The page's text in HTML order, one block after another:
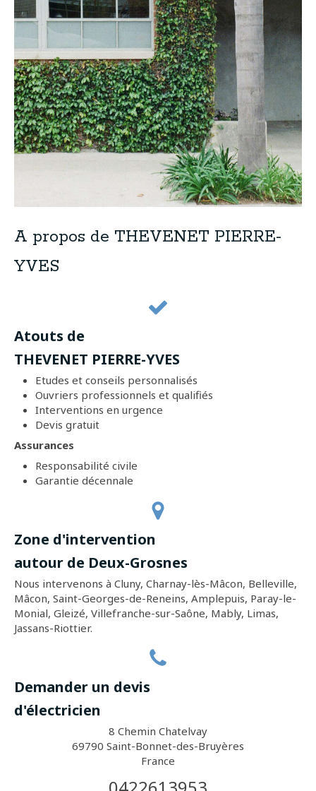
A propos de THEVENET PIERRE-
YVES
Atouts de
THEVENET PIERRE-YVES
Etudes et conseils personnalisés
Ouvriers professionnels et qualifiés
Interventions en urgence
Devis gratuit
Assurances
Responsabilité civile
Garantie décennale
Zone d'intervention
autour de Deux-Grosnes
Nous intervenons à Cluny, Charnay-lès-Mâcon, Belleville,
Mâcon, Saint-Georges-de-Reneins, Amplepuis, Paray-le-
Monial, Gleizé, Villefranche-sur-Saône, Mably, Limas,
Jassans-Riottier.
Demander un devis
d'électricien
8 Chemin Chatelvay
69790 Saint-Bonnet-des-Bruyères
France